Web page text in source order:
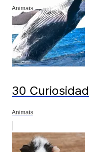
Animais
30
Animais